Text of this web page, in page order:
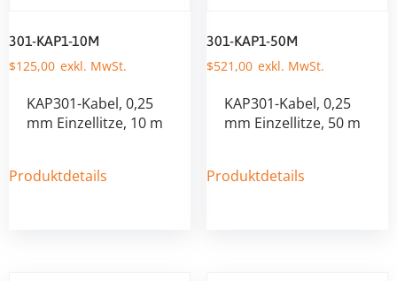
301-KAP1-10M
$125,00
KAP301-Kabel, 0,25
mm Einzellitze, 10 m
Produktdetails
301-KAP1-50M
$521,00
KAP301-Kabel, 0,25
mm Einzellitze, 50 m
Produktdetails